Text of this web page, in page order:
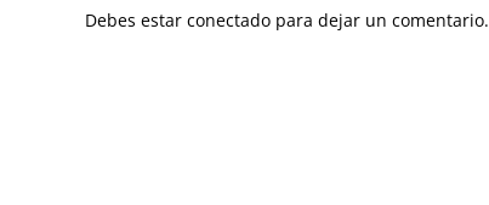
Debes estar conectado para dejar un comentario.